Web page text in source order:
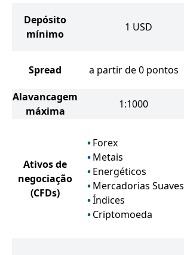
Depósito
mínimo
1 USD
Spread a partir de 0 pontos
Alavancagem
máxima
1:1000
Ativos de
negociação
(CFDs)
Forex
Metais
Energéticos
Mercadorias Suaves
Índices
Criptomoeda